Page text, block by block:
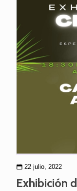
22 julio, 2022
Exhibición